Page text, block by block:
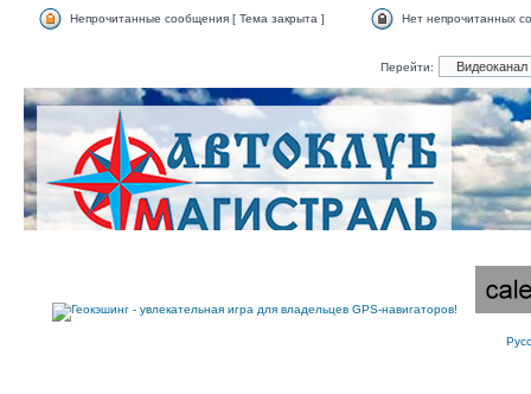
Непрочитанные сообщения [ Тема закрыта ] Нет непрочитанных
Перейти: